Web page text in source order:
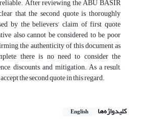
After reviewing the ABU BASIR
that the second quote is thoroughly
by the believers’ claim of first quote
also cannot be considered to be poor
the authenticity of this document as
there is no need to consider the
discounts, and mitigation. As a result,
the second quote in this regard.
کلیدواژه‌ها English